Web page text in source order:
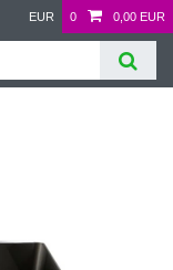
EUR 0 0,00 EUR